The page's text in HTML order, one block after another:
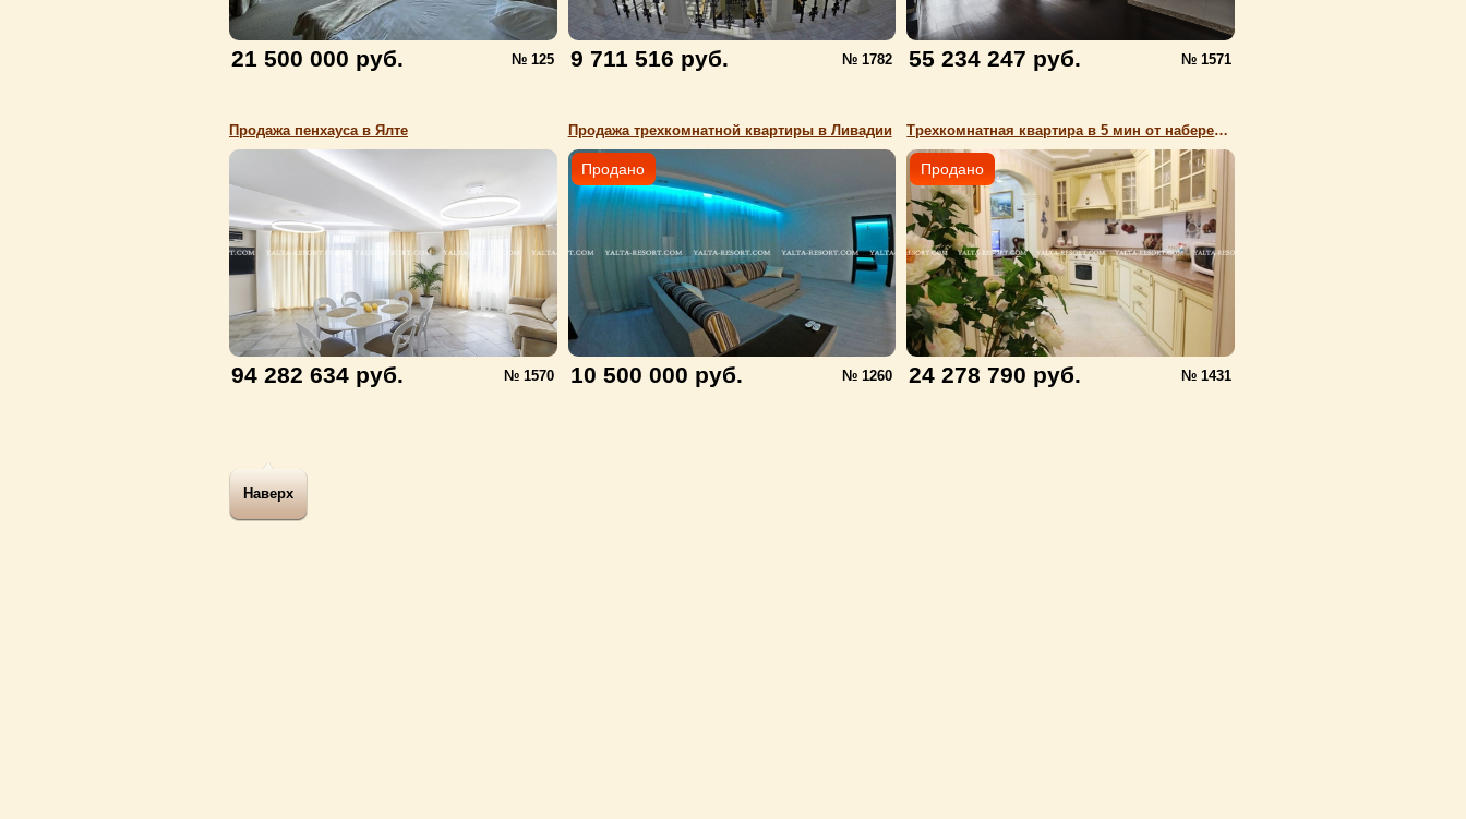
Наверх
21 500 000 руб. № 125 9 711 516 руб. № 1782 55 234 247 руб. № 1571
Продажа пенхауса в Ялте
94 282 634 руб. № 1570
Продажа трехкомнатной квартиры в Ливадии
Продано
10 500 000 руб. № 1260
Трехкомнатная квартира в 5 мин от набережной Ялты, Таврическая, новый комплекс
Продано
24 278 790 руб. № 1431